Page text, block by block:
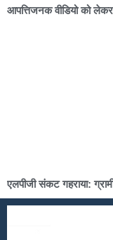
आपत्तिजनक वीडियो को लेकर
एलपीजी संकट गहराया: